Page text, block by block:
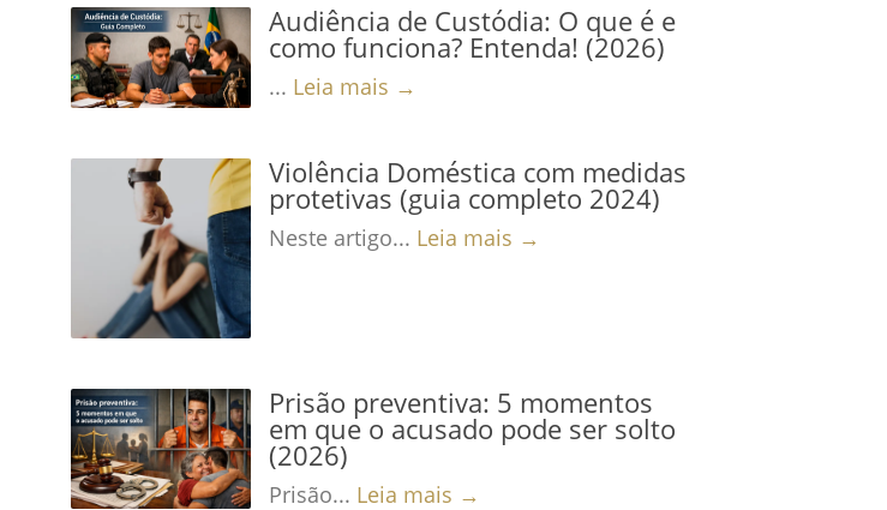
Audiência de Custódia: O que é e
como funciona? Entenda! (2026)
... Leia mais →
Violência Doméstica com medidas
protetivas (guia completo 2024)
Neste artigo... Leia mais →
Prisão preventiva: 5 momentos
em que o acusado pode ser solto
(2026)
Prisão... Leia mais →